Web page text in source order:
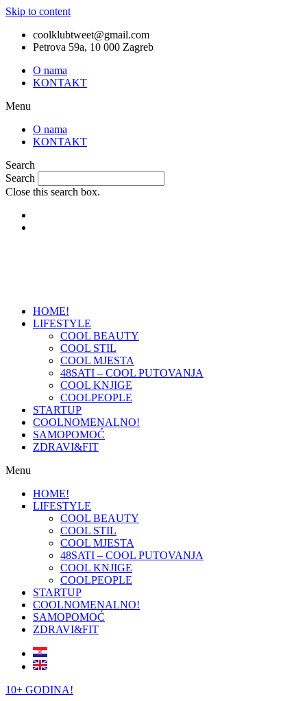
Skip to content
coolklubtweet@gmail.com
Petrova 59a, 10 000 Zagreb
O nama
KONTAKT
Menu
O nama
KONTAKT
Search
Search
Close this search box.
HOME!
LIFESTYLE
COOL BEAUTY
COOL STIL
COOL MJESTA
48SATI – COOL PUTOVANJA
COOL KNJIGE
COOLPEOPLE
STARTUP
COOLNOMENALNO!
SAMOPOMOĆ
ZDRAVI&FIT
Menu
HOME!
LIFESTYLE
COOL BEAUTY
COOL STIL
COOL MJESTA
48SATI – COOL PUTOVANJA
COOL KNJIGE
COOLPEOPLE
STARTUP
COOLNOMENALNO!
SAMOPOMOĆ
ZDRAVI&FIT
10+ GODINA!